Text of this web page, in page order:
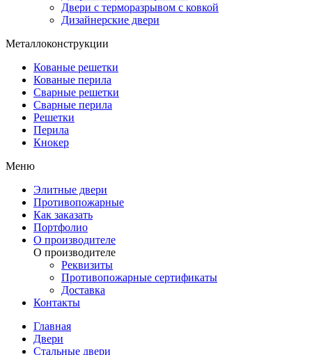
Двери с терморазрывом с ковкой
Дизайнерские двери
Металлоконструкции
Кованые решетки
Кованые перила
Сварные решетки
Сварные перила
Решетки
Перила
Кнокер
Меню
Элитные двери
Противопожарные
Как заказать
Портфолио
О производителе
О производителе
Реквизиты
Противопожарные сертификаты
Доставка
Контакты
Главная
Двери
Стальные двери